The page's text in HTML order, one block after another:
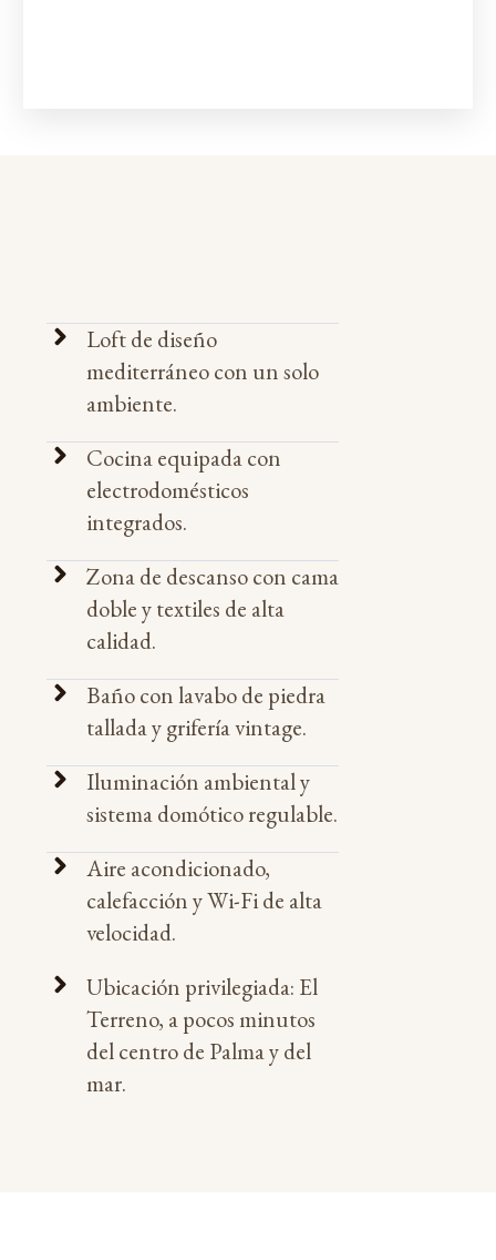
Loft de diseño
mediterráneo con un solo
ambiente.
Cocina equipada con
electrodomésticos
integrados.
Zona de descanso con cama
doble y textiles de alta
calidad.
Baño con lavabo de piedra
tallada y grifería vintage.
Iluminación ambiental y
sistema domótico regulable.
Aire acondicionado,
calefacción y Wi-Fi de alta
velocidad.
Ubicación privilegiada: El
Terreno, a pocos minutos
del centro de Palma y del
mar.